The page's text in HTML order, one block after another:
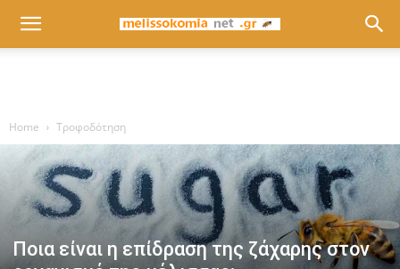
Home Τροφοδότηση
Ποια είναι η επίδραση της ζάχαρης στον